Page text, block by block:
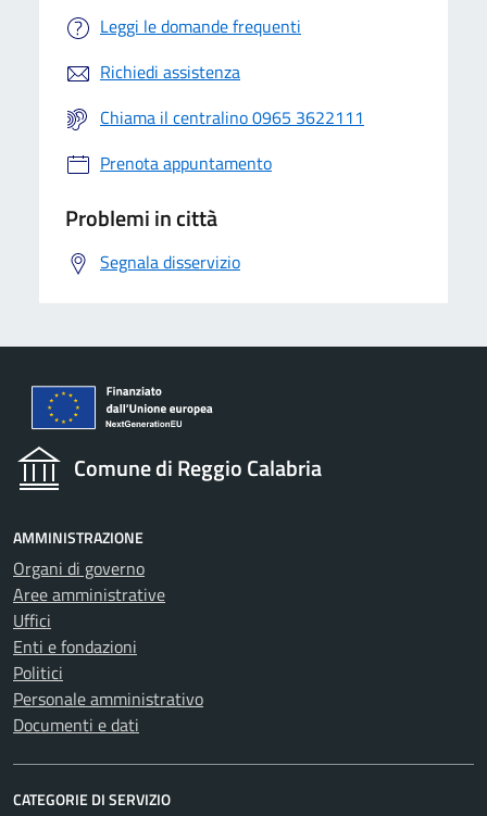
Leggi le domande frequenti
Richiedi assistenza
Chiama il centralino 0965 3622111
Prenota appuntamento
Problemi in città
Segnala disservizio
Comune di Reggio Calabria
AMMINISTRAZIONE
Organi di governo
Aree amministrative
Uffici
Enti e fondazioni
Politici
Personale amministrativo
Documenti e dati
CATEGORIE DI SERVIZIO